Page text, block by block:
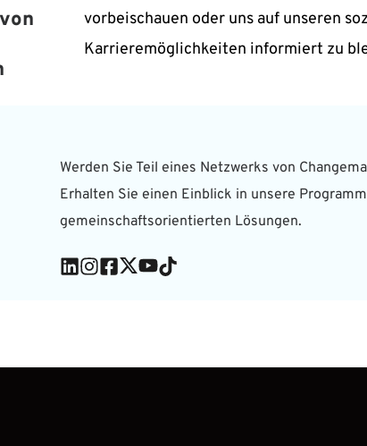
vorbeischauen oder uns auf unseren
Karrieremöglichkeiten informiert zu
Werden Sie Teil eines Netzwerks von
Erhalten Sie einen Einblick in unsere
gemeinschaftsorientierten Lösungen.